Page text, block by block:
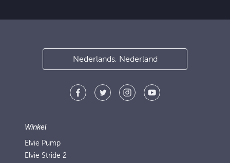
Nederlands, Nederland
Winkel
Elvie Pump
Elvie Stride 2